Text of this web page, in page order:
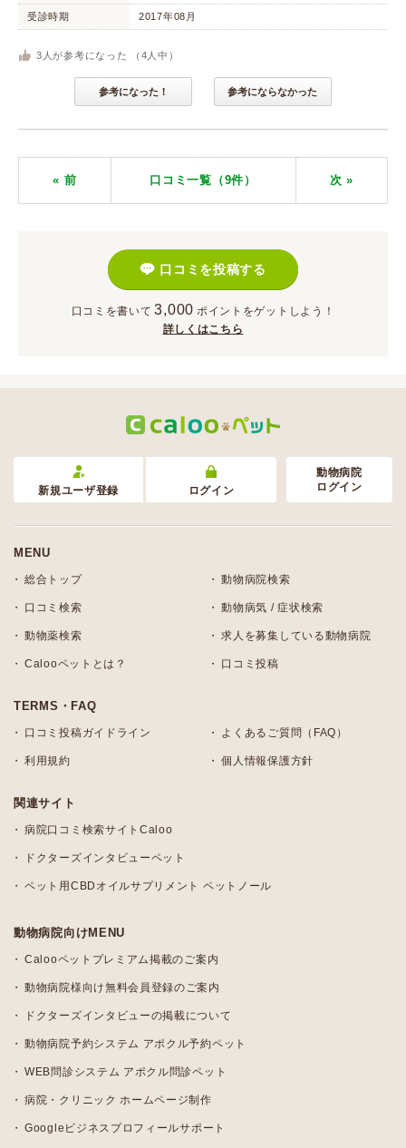
受診時期 2017年08月
3 人が参考になった （ 4 人中）
参考になった！ 参考にならなかった
« 前 口コミ一覧（9件） 次 »
口コミを投稿する
口コミを書いて 3,000 ポイント をゲットしよう！
詳しくはこちら
新規ユーザ登録 ログイン
動物病院
ログイン
MENU
総合トップ 動物病院検索
口コミ検索 動物病気 / 症状検索
動物薬検索 求人を募集している動物病院
Calooペットとは？ 口コミ投稿
TERMS・FAQ
口コミ投稿ガイドライン よくあるご質問（FAQ）
利用規約 個人情報保護方針
関連サイト
病院口コミ検索サイトCaloo
ドクターズインタビューペット
ペット用CBDオイルサプリメント ペットノール
動物病院向けMENU
Calooペットプレミアム掲載のご案内
動物病院様向け無料会員登録のご案内
ドクターズインタビューの掲載について
動物病院予約システム アポクル予約ペット
WEB問診システム アポクル問診ペット
病院・クリニック ホームページ制作
Googleビジネスプロフィールサポート